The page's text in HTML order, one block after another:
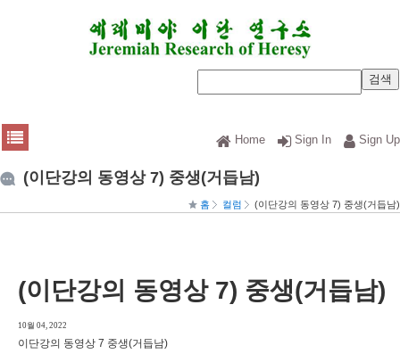
Home Sign In Sign Up
(이단강의 동영상 7) 중생(거듭남)
홈 컬럼 (이단강의 동영상 7) 중생(거듭남)
(이단강의 동영상 7) 중생(거듭남)
10월 04, 2022
이단강의 동영상 7 중생(거듭남)